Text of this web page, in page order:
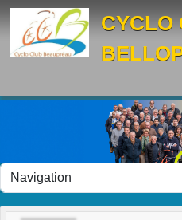
CYCLO
Panneau de gestion des cookies